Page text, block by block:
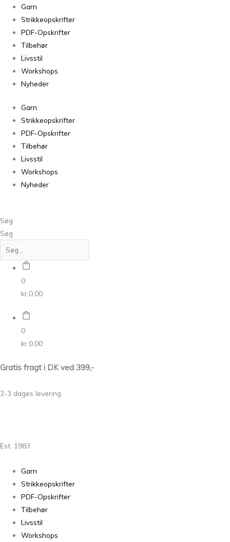
Garn
Strikkeopskrifter
PDF-Opskrifter
Tilbehør
Livsstil
Workshops
Nyheder
Garn
Strikkeopskrifter
PDF-Opskrifter
Tilbehør
Livsstil
Workshops
Nyheder
Søg
Søg
0
kr. 0,00
0
kr. 0,00
Gratis fragt i DK ved 399,-
2-3 dages levering
Est. 1983
Garn
Strikkeopskrifter
PDF-Opskrifter
Tilbehør
Livsstil
Workshops
Arwetta
Classic
Misty
Lagoon
antal